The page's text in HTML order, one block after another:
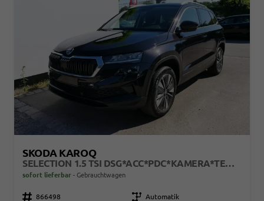
SKODA KAROQ
SELECTION 1.5 TSI DSG*ACC*PDC*KAMERA*TEMPOMAT*LED*SMARTLINK*KLIMA*RADIO*17-ZOLL
sofort lieferbar Gebrauchtwagen
Fahrzeugnr. 866498 Getriebe Automatik